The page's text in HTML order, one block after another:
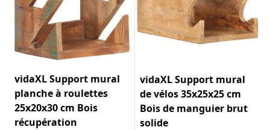
vidaXL Support mural
planche à roulettes
25x20x30 cm Bois
récupération
vidaXL Support mural
de vélos 35x25x25 cm
Bois de manguier brut
solide